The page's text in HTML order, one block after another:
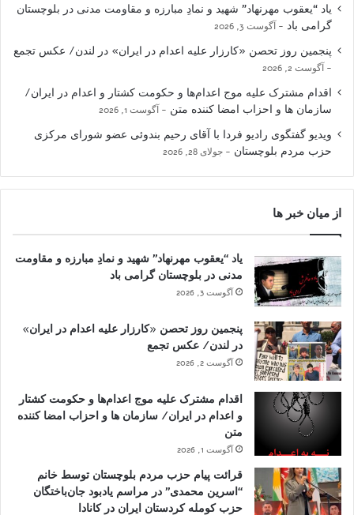
یاد “یعقوب مهرنهاد” شهید و نمادِ مبارزه و مقاومت مدنی در بلوچستان
گرامی باد
آگوست 3, 2026
پنجمین روز تحصن «کارزار علیه اعدام در ایران» در لندن/ عکس تجمع
آگوست 2, 2026
اقدام مشترک علیه موج اعدام‌ها و حکومت کشتار و اعدام در ایران/
سازمان ها و احزاب امضا کننده متن
آگوست 1, 2026
ویدیو گفتگوی رادیو فردا با آقای رحیم بندوئی عضو شورای مرکزی
حزب مردم بلوچستان
جولای 28, 2026
از میان خبر ها
یاد “یعقوب مهرنهاد” شهید و نمادِ مبارزه و مقاومت
مدنی در بلوچستان گرامی باد
آگوست 3, 2026
پنجمین روز تحصن «کارزار علیه اعدام در ایران»
در لندن/ عکس تجمع
آگوست 2, 2026
اقدام مشترک علیه موج اعدام‌ها و حکومت کشتار
و اعدام در ایران/ سازمان ها و احزاب امضا کننده
متن
آگوست 1, 2026
قرائت پیام حزب مردم بلوچستان توسط خانم
“اسرین محمدی” در مراسم یادبود جان‌باختگان
حزب کومله کردستان ایران در کانادا